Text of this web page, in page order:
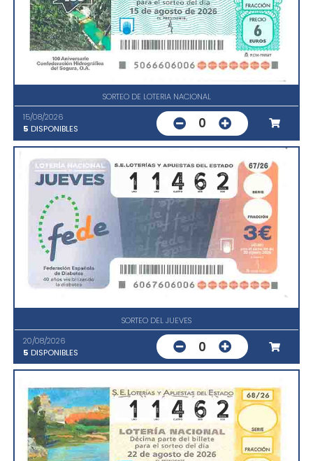
SORTEO DE LOTERIA NACIONAL
15/08/2026
5 DISPONIBLES 0
SORTEO DEL JUEVES
20/08/2026
5 DISPONIBLES 0